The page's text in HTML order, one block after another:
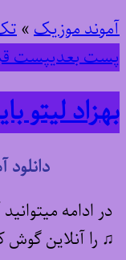
آموند موزیک»
پست بعدیپست
بهزاد لیتو
دانلود
در ادامه
♫ را آنلاین